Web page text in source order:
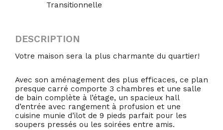
Transitionnelle
DESCRIPTION
Votre maison sera la plus charmante du quartier!
Avec son aménagement des plus efficaces, ce plan
presque carré comporte 3 chambres et une salle
de bain complète à l’étage, un spacieux hall
d’entrée avec rangement à profusion et une
cuisine munie d’ilot de 9 pieds parfait pour les
soupers pressés ou les soirées entre amis.